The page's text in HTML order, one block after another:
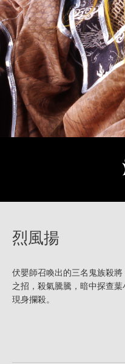
烈風揚
伏嬰師召喚出的三名鬼族殺
之招，殺氣騰騰，暗中探查
現身攔殺。